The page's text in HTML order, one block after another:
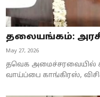
தலையங்கம்:
May 27, 2026
தவெக அமைச்சரவையில்
வாய்ப்பை காங்கிரஸ்,